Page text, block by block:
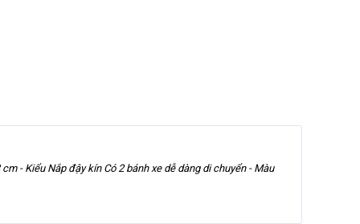
- Kiểu Nắp đậy kín Có 2 bánh xe dễ dàng di chuyển - Màu